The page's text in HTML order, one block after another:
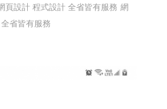
頁設計 程式設計 全省皆有服務 網
省皆有服務